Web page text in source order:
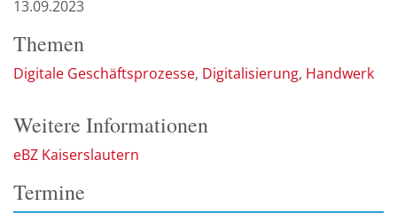
13.09.2023
Themen
Digitale Geschäftsprozesse Digitalisierung Handwerk
Termine
Weitere Informationen
eBZ Kaiserslautern